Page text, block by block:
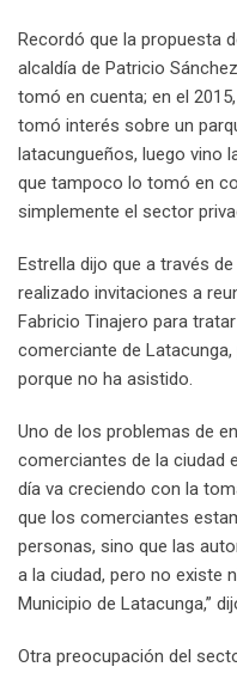
Recordó que la propuesta
alcaldía de Patricio
tomó en cuenta; en el
tomó interés sobre un
latacungueños, luego vino
que tampoco lo tomó en
simplemente el sector
Estrella dijo que a través
realizado invitaciones a
Fabricio Tinajero para
comerciante de
porque no ha asistido.
Uno de los problemas de
comerciantes de la ciudad
día va creciendo con la
que los comerciantes
personas, sino que las
a la ciudad, pero no existe
Municipio de Latacunga,”
Otra preocupación del